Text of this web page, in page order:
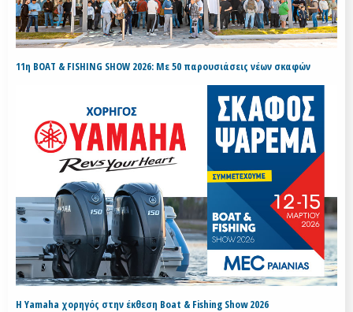
11η BOAT & FISHING SHOW 2026: Με 50 παρουσιάσεις νέων σκαφών
H Yamaha χορηγός στην έκθεση Boat & Fishing Show 2026